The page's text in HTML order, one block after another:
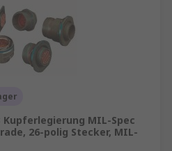
MIL-Spec
26-polig Stecker, MIL-